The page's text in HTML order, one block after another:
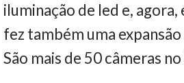
iluminação de led e,
fez também uma
São mais de 50 câmeras